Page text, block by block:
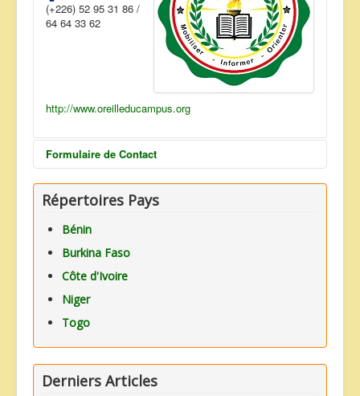
(+226) 52 95 31 86 /
64 64 33 62
http://www.oreilleducampus.org
Formulaire de Contact
Envoyer un e-mail
Champ requis
Nom*
Répertoires Pays
Bénin
Burkina Faso
Côte d'Ivoire
Niger
Togo
Derniers Articles